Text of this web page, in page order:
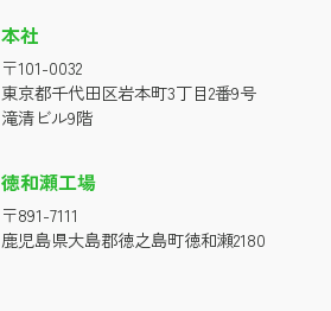
本社
〒101-0032
東京都千代田区岩本町3丁目2番9号
滝清ビル9階
徳和瀬工場
〒891-7111
鹿児島県大島郡徳之島町徳和瀬2180